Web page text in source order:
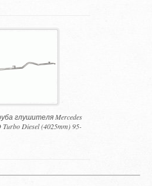
глушителя Mercedes
Turbo Diesel (4025mm) 95-